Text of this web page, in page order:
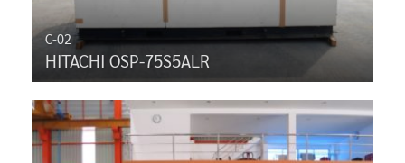
C-02
HITACHI OSP-75S5ALR